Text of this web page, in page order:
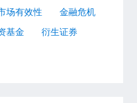
场有效性
金融危机
基金
衍生证券